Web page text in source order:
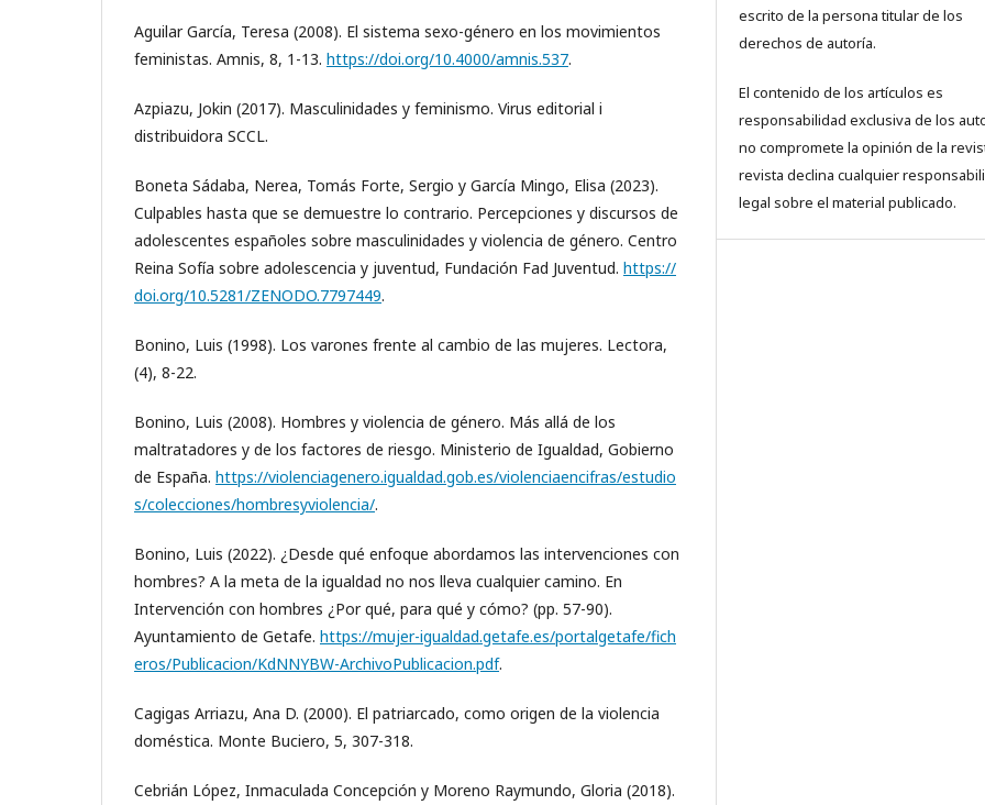
Aguilar García, Teresa (2008). El sistema sexo-género en los movimientos
feministas. Amnis, 8, 1-13. https://doi.org/10.4000/amnis.537.
Azpiazu, Jokin (2017). Masculinidades y feminismo. Virus editorial i
distribuidora SCCL.
Boneta Sádaba, Nerea, Tomás Forte, Sergio y García Mingo, Elisa (2023).
Culpables hasta que se demuestre lo contrario. Percepciones y discursos de
adolescentes españoles sobre masculinidades y violencia de género. Centro
Reina Sofía sobre adolescencia y juventud, Fundación Fad Juventud. https://
doi.org/10.5281/ZENODO.7797449.
Bonino, Luis (1998). Los varones frente al cambio de las mujeres. Lectora,
(4), 8-22.
Bonino, Luis (2008). Hombres y violencia de género. Más allá de los
maltratadores y de los factores de riesgo. Ministerio de Igualdad, Gobierno
de España. https://violenciagenero.igualdad.gob.es/violenciaencifras/estudio
s/colecciones/hombresyviolencia/.
Bonino, Luis (2022). ¿Desde qué enfoque abordamos las intervenciones con
hombres? A la meta de la igualdad no nos lleva cualquier camino. En
Intervención con hombres ¿Por qué, para qué y cómo? (pp. 57-90).
Ayuntamiento de Getafe. https://mujer-igualdad.getafe.es/portalgetafe/fich
eros/Publicacion/KdNNYBW-ArchivoPublicacion.pdf.
Cagigas Arriazu, Ana D. (2000). El patriarcado, como origen de la violencia
doméstica. Monte Buciero, 5, 307-318.
Cebrián López, Inmaculada Concepción y Moreno Raymundo, Gloria (2018).
escrito de la persona titular de los
derechos de autoría.
El contenido de los artículos es
responsabilidad exclusiva de los
no compromete la opinión de la
revista declina cualquier
legal sobre el material publicado.